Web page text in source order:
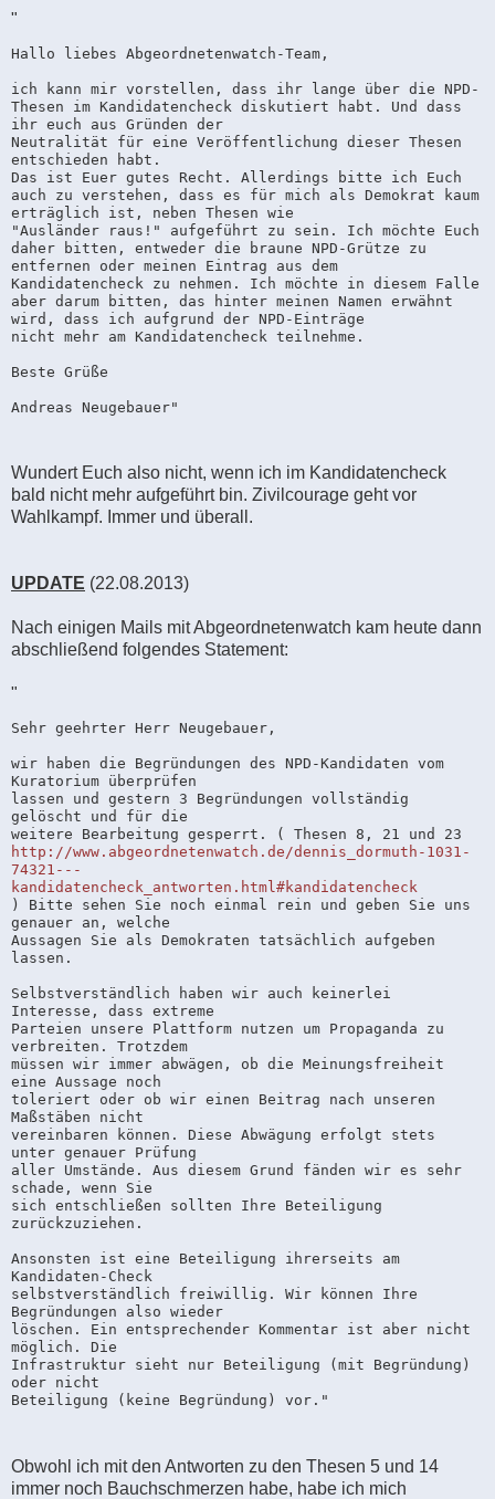
"
Hallo liebes Abgeordnetenwatch-Team,
ich kann mir vorstellen, dass ihr lange über die NPD-
Thesen im Kandidatencheck diskutiert habt. Und dass
ihr euch aus Gründen der
Neutralität für eine Veröffentlichung dieser Thesen
entschieden habt.
Das ist Euer gutes Recht. Allerdings bitte ich Euch
auch zu verstehen, dass es für mich als Demokrat kaum
erträglich ist, neben Thesen wie
"Ausländer raus!" aufgeführt zu sein. Ich möchte Euch
daher bitten, entweder die braune NPD-Grütze zu
entfernen oder meinen Eintrag aus dem
Kandidatencheck zu nehmen. Ich möchte in diesem Falle
aber darum bitten, das hinter meinen Namen erwähnt
wird, dass ich aufgrund der NPD-Einträge
nicht mehr am Kandidatencheck teilnehme.
Beste Grüße
Andreas Neugebauer"
Wundert Euch also nicht, wenn ich im Kandidatencheck
bald nicht mehr aufgeführt bin. Zivilcourage geht vor
Wahlkampf. Immer und überall.
UPDATE (22.08.2013)
Nach einigen Mails mit Abgeordnetenwatch kam heute dann
abschließend folgendes Statement:
"
Sehr geehrter Herr Neugebauer,
wir haben die Begründungen des NPD-Kandidaten vom
Kuratorium überprüfen
lassen und gestern 3 Begründungen vollständig
gelöscht und für die
http://www.abgeordnetenwatch.de/dennis_dormuth-1031-
74321---
kandidatencheck_antworten.html#kandidatencheck
) Bitte sehen Sie noch einmal rein und geben Sie uns
genauer an, welche
Aussagen Sie als Demokraten tatsächlich aufgeben
lassen.
Selbstverständlich haben wir auch keinerlei
Interesse, dass extreme
Parteien unsere Plattform nutzen um Propaganda zu
verbreiten. Trotzdem
müssen wir immer abwägen, ob die Meinungsfreiheit
eine Aussage noch
toleriert oder ob wir einen Beitrag nach unseren
Maßstäben nicht
vereinbaren können. Diese Abwägung erfolgt stets
unter genauer Prüfung
aller Umstände. Aus diesem Grund fänden wir es sehr
schade, wenn Sie
sich entschließen sollten Ihre Beteiligung
zurückzuziehen.
Ansonsten ist eine Beteiligung ihrerseits am
Kandidaten-Check
selbstverständlich freiwillig. Wir können Ihre
Begründungen also wieder
löschen. Ein entsprechender Kommentar ist aber nicht
möglich. Die
Infrastruktur sieht nur Beteiligung (mit Begründung)
oder nicht
Beteiligung (keine Begründung) vor."
Obwohl ich mit den Antworten zu den Thesen 5 und 14
immer noch Bauchschmerzen habe, habe ich mich